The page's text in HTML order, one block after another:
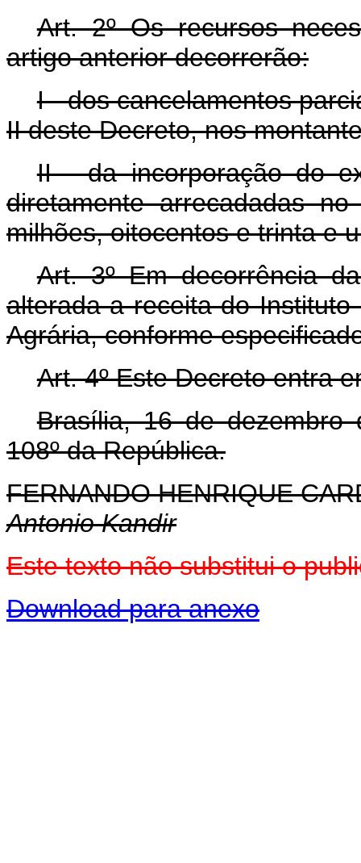
Art. 2º Os recursos
artigo anterior decorrerão:
I - dos cancelamentos
II deste Decreto, nos
II - da incorporação do
diretamente arrecadadas
milhões, oitocentos e trinta e
Art. 3º Em decorrência
alterada a receita do
Agrária, conforme
Art. 4º Este Decreto entra
Brasília, 16 de dezembro
108º da República.
FERNANDO HENRIQUE
Antonio Kandir
Este texto não substitui o
Download para anexo